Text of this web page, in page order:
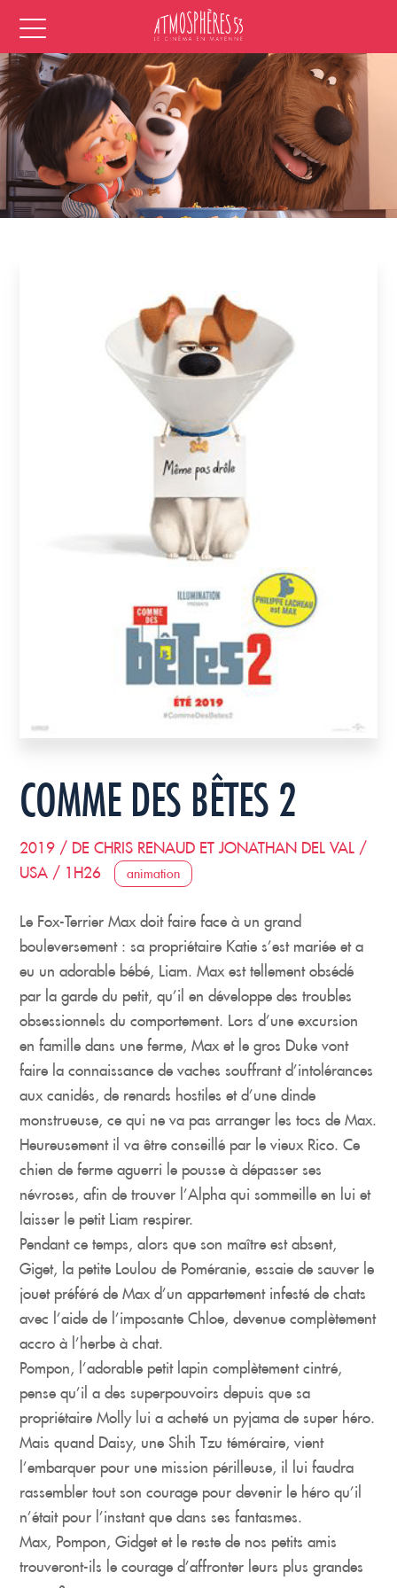
COMME DES BÊTES 2
2019 / DE CHRIS RENAUD ET JONATHAN DEL VAL /
USA / 1H26
animation
Le Fox-Terrier Max doit faire face à un grand
bouleversement : sa propriétaire Katie s’est mariée et a
eu un adorable bébé, Liam. Max est tellement obsédé
par la garde du petit, qu’il en développe des troubles
obsessionnels du comportement. Lors d’une excursion
en famille dans une ferme, Max et le gros Duke vont
faire la connaissance de vaches souffrant d’intolérances
aux canidés, de renards hostiles et d’une dinde
monstrueuse, ce qui ne va pas arranger les tocs de Max.
Heureusement il va être conseillé par le vieux Rico. Ce
chien de ferme aguerri le pousse à dépasser ses
névroses, afin de trouver l’Alpha qui sommeille en lui et
laisser le petit Liam respirer.
Pendant ce temps, alors que son maître est absent,
Giget, la petite Loulou de Poméranie, essaie de sauver le
jouet préféré de Max d’un appartement infesté de chats
avec l’aide de l’imposante Chloe, devenue complètement
accro à l’herbe à chat.
Pompon, l’adorable petit lapin complètement cintré,
pense qu’il a des superpouvoirs depuis que sa
propriétaire Molly lui a acheté un pyjama de super héro.
Mais quand Daisy, une Shih Tzu téméraire, vient
l’embarquer pour une mission périlleuse, il lui faudra
rassembler tout son courage pour devenir le héro qu’il
n’était pour l’instant que dans ses fantasmes.
Max, Pompon, Gidget et le reste de nos petits amis
trouveront-ils le courage d’affronter leurs plus grandes